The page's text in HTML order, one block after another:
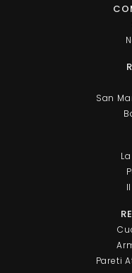
San
Pareti